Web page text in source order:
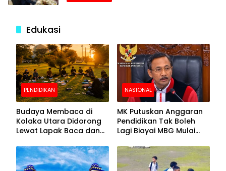
Edukasi
PENDIDIKAN
Budaya Membaca di
Kolaka Utara Didorong
Lewat Lapak Baca dan
NASIONAL
MK Putuskan Anggaran
Pendidikan Tak Boleh
Lagi Biayai MBG Mulai